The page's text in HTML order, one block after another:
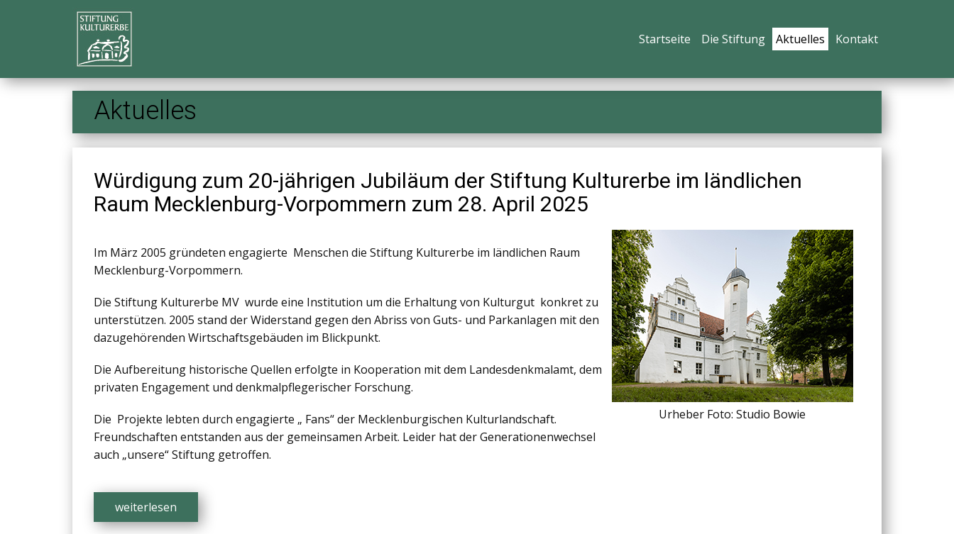
Startseite Die Stiftung Aktuelles Kontakt
Aktuelles
Würdigung zum 20-jährigen Jubiläum der Stiftung Kulturerbe im ländlichen
Raum Mecklenburg-Vorpommern zum 28. April 2025
Im März 2005 gründeten engagierte Menschen die Stiftung Kulturerbe im ländlichen Raum
Mecklenburg-Vorpommern.
Die Stiftung Kulturerbe MV wurde eine Institution um die Erhaltung von Kulturgut konkret zu
unterstützen. 2005 stand der Widerstand gegen den Abriss von Guts- und Parkanlagen mit den
dazugehörenden Wirtschaftsgebäuden im Blickpunkt.
Die Aufbereitung historische Quellen erfolgte in Kooperation mit dem Landesdenkmalamt, dem
privaten Engagement und denkmalpflegerischer Forschung.
Die Projekte lebten durch engagierte „ Fans“ der Mecklenburgischen Kulturlandschaft.
Freundschaften entstanden aus der gemeinsamen Arbeit. Leider hat der Generationenwechsel
auch „unsere“ Stiftung getroffen.
Urheber Foto: Studio Bowie
weiterlesen